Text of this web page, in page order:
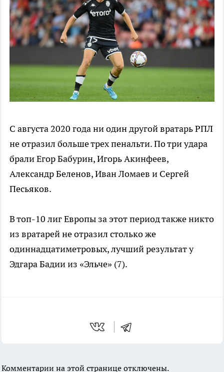
С августа 2020 года ни один другой вратарь РПЛ
не отразил больше трех пенальти. По три удара
брали Егор Бабурин, Игорь Акинфеев,
Александр Беленов, Иван Ломаев и Сергей
Песьяков.
В топ-10 лиг Европы за этот период также никто
из вратарей не отразил столько же
одиннадцатиметровых, лучший результат у
Эдгара Бадии из «Эльче» (7).
Комментарии на этой странице отключены.